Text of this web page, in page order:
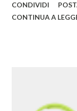
all'università. Una
pagina del primo
CONDIVIDI
CONTINUA A